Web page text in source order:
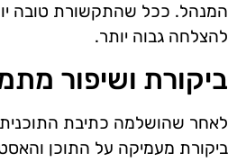
המנהל. ככל שהתקשורת טובה
להצלחה גבוה יותר.
ביקורת ושיפור
לאחר שהושלמה כתיבת
ביקורת מעמיקה על התוכן